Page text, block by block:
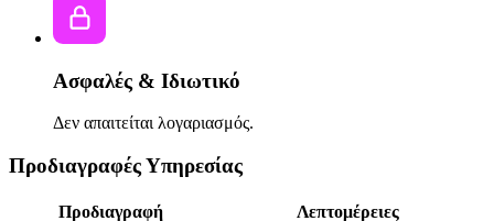
Ασφαλές & Ιδιωτικό
Δεν απαιτείται λογαριασμός.
Προδιαγραφές Υπηρεσίας
Προδιαγραφή
Λεπτομέρειες